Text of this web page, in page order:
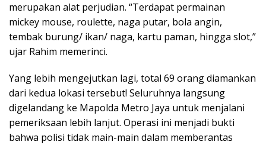
merupakan alat perjudian. “Terdapat permainan
mickey mouse, roulette, naga putar, bola angin,
tembak burung/ ikan/ naga, kartu paman, hingga slot,”
ujar Rahim memerinci.
Yang lebih mengejutkan lagi, total 69 orang diamankan
dari kedua lokasi tersebut! Seluruhnya langsung
digelandang ke Mapolda Metro Jaya untuk menjalani
pemeriksaan lebih lanjut. Operasi ini menjadi bukti
bahwa polisi tidak main-main dalam memberantas